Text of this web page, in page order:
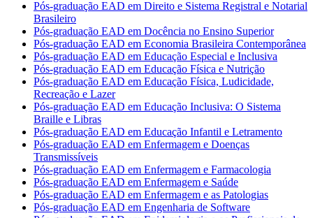
Pós-graduação EAD em Direito e Sistema Registral e Notarial
Brasileiro
Pós-graduação EAD em Docência no Ensino Superior
Pós-graduação EAD em Economia Brasileira Contemporânea
Pós-graduação EAD em Educação Especial e Inclusiva
Pós-graduação EAD em Educação Física e Nutrição
Pós-graduação EAD em Educação Física, Ludicidade,
Recreação e Lazer
Pós-graduação EAD em Educação Inclusiva: O Sistema
Braille e Libras
Pós-graduação EAD em Educação Infantil e Letramento
Pós-graduação EAD em Enfermagem e Doenças
Transmissíveis
Pós-graduação EAD em Enfermagem e Farmacologia
Pós-graduação EAD em Enfermagem e Saúde
Pós-graduação EAD em Enfermagem e as Patologias
Pós-graduação EAD em Engenharia de Software